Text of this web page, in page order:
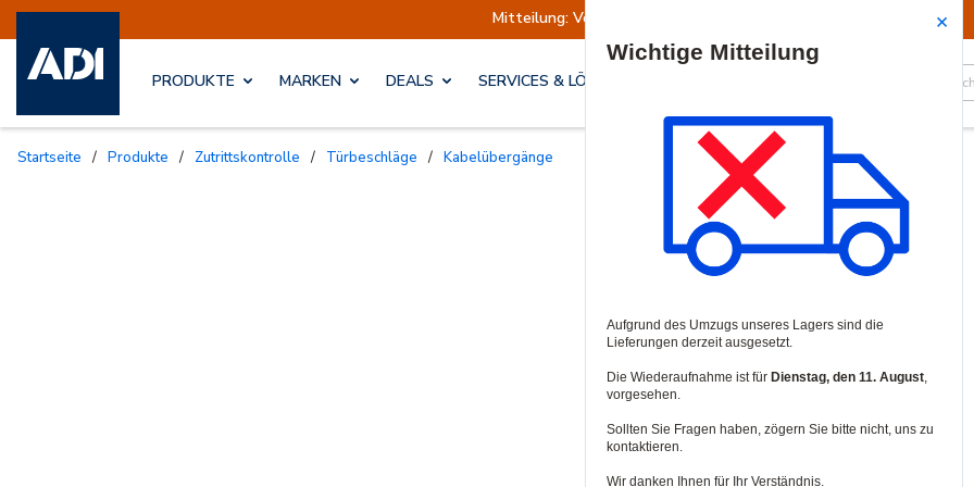
Mitteilung: Versand ausgesetzt
PRODUKTE MARKEN DEALS SERVICES & LÖSUNGEN
Startseite / Produkte / Zutrittskontrolle / Türbeschläge / Kabelübergänge